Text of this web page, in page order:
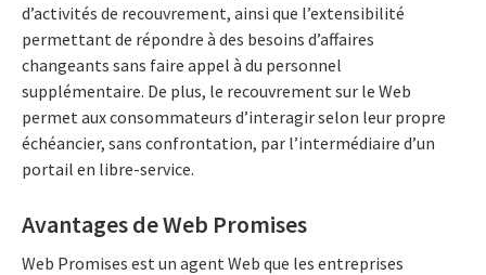
d’activités de recouvrement, ainsi que l’extensibilité
permettant de répondre à des besoins d’affaires
changeants sans faire appel à du personnel
supplémentaire. De plus, le recouvrement sur le Web
permet aux consommateurs d’interagir selon leur propre
échéancier, sans confrontation, par l’intermédiaire d’un
portail en libre-service.
Avantages de Web Promises
Web Promises est un agent Web que les entreprises